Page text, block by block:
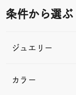
条件から選ぶ
ジュエリー
カラー